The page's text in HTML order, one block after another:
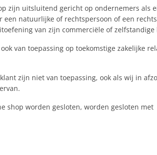
zijn uitsluitend gericht op ondernemers als
een natuurlijke of rechtspersoon of een
van zijn commerciële of zelfstandige
van toepassing op toekomstige zakelijke
zijn niet van toepassing, ook als wij in
shop worden gesloten, worden gesloten met